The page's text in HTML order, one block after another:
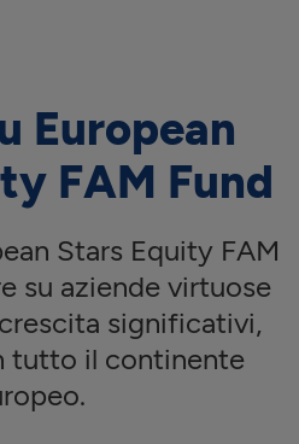
European
FAM Fund
Stars Equity FAM
su aziende virtuose
significativi,
tutto il continente